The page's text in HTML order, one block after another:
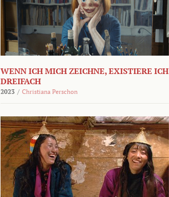
WENN ICH MICH ZEICHNE, EXISTIERE ICH
DREIFACH
2023 / Christiana Perschon